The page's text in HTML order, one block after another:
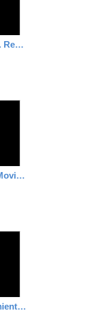
Cumple de Manu. Landsat . Retos siderales.
Merienda de astronautas. Movimientos terráqueos. Arianne
Satélites artificiales. Movimientos terràqueos